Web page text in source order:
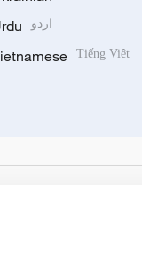
اردو
Tiếng Việt